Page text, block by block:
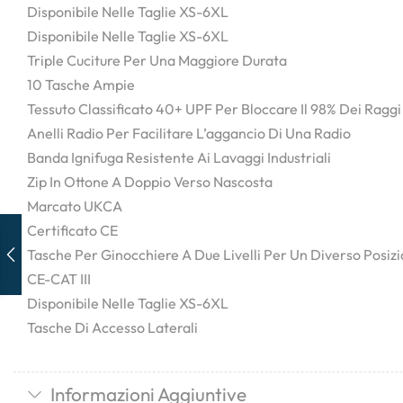
Disponibile Nelle Taglie XS-6XL
Disponibile Nelle Taglie XS-6XL
Triple Cuciture Per Una Maggiore Durata
10 Tasche Ampie
Tessuto Classificato 40+ UPF Per Bloccare Il 98% Dei
Anelli Radio Per Facilitare L’aggancio Di Una Radio
Banda Ignifuga Resistente Ai Lavaggi Industriali
Zip In Ottone A Doppio Verso Nascosta
Marcato UKCA
Certificato CE
Tasche Per Ginocchiere A Due Livelli Per Un Diverso
CE-CAT III
Disponibile Nelle Taglie XS-6XL
Tasche Di Accesso Laterali
Informazioni Aggiuntive